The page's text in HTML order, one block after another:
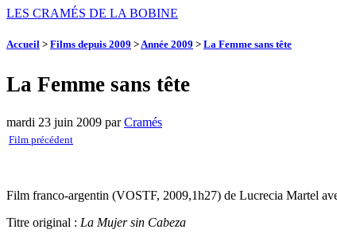
LES CRAMÉS DE LA BOBINE
Accueil > Films depuis 2009 >Année 2009 > La Femme sans tête
La Femme sans tête
mardi 23 juin 2009 parCramés
Film précédent
Film franco-argentin (VOSTF, 2009,1h27) de Lucrecia Martel
Titre original : La Mujer sin Cabeza